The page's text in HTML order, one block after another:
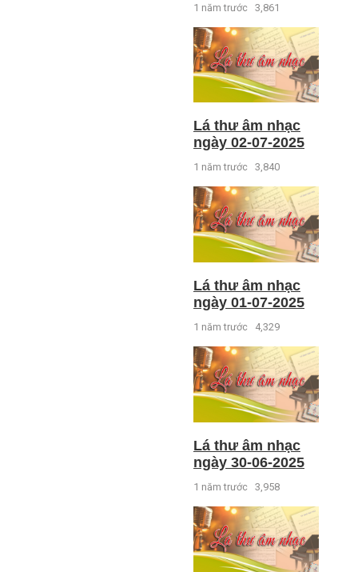
1 năm trước 3,861
Lá thư âm nhạc
ngày 02-07-2025
1 năm trước 3,840
Lá thư âm nhạc
ngày 01-07-2025
1 năm trước 4,329
Lá thư âm nhạc
ngày 30-06-2025
1 năm trước 3,958